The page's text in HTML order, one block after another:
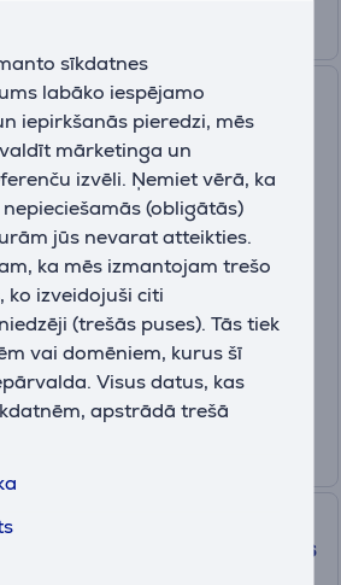
sīkdatnes
labāko iespējamo
iepirkšanās pieredzi, mēs
mārketinga un
izvēli. Ņemiet vērā, ka
(obligātās)
jūs nevarat atteikties.
ka mēs izmantojam trešo
ko izveidojuši citi
(trešās puses). Tās tiek
vai domēniem, kurus šī
Visus datus, kas
apstrādā trešā
Asus ProArt P16 , 16'', 3K,
OLED, 120 Hz, Ryzen AI 9, 64
GB, 2 TB, RTX 5070, W11P,
ENG, melna - Portatīvais
dators
H7606WP-RJ079X
Ir noliktavā
Cena:
3199 €
10 mēneši 337 €
14'', OLED, WUXGA, Ultra 7, 16